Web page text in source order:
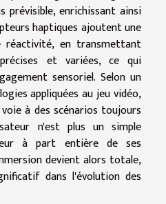
prévisible, enrichissant ainsi
haptiques ajoutent une
réactivité, en transmettant
et variées, ce qui
sensoriel. Selon un
appliquées au jeu vidéo,
à des scénarios toujours
n'est plus un simple
à part entière de ses
devient alors totale,
dans l'évolution des